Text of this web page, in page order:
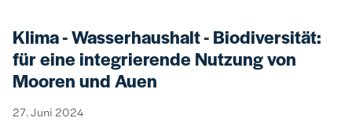
Klima - Wasserhaushalt - Biodiversität:
für eine integrierende Nutzung von
Mooren und Auen
27. Juni 2024